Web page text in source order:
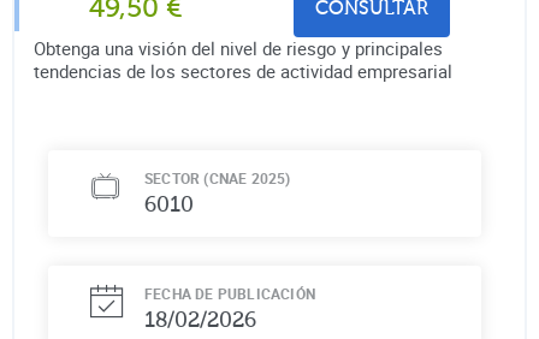
49,50 € CONSULTAR
Obtenga una visión del nivel de riesgo y principales
tendencias de los sectores de actividad empresarial
SECTOR (CNAE 2025)
6010
FECHA DE PUBLICACIÓN
18/02/2026